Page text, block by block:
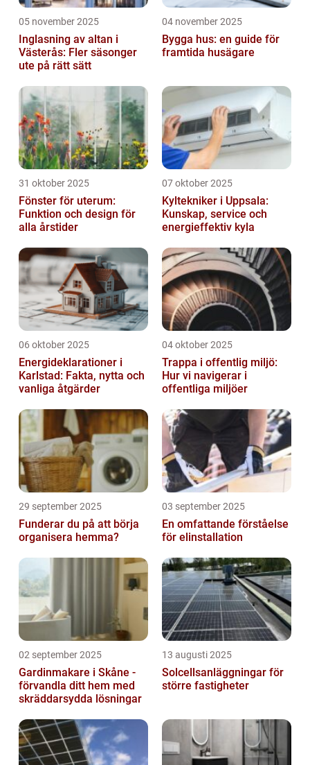
05 november 2025
Inglasning av altan i
Västerås: Fler säsonger
ute på rätt sätt
04 november 2025
Bygga hus: en guide för
framtida husägare
31 oktober 2025
Fönster för uterum:
Funktion och design för
alla årstider
07 oktober 2025
Kyltekniker i Uppsala:
Kunskap, service och
energieffektiv kyla
06 oktober 2025
Energideklarationer i
Karlstad: Fakta, nytta och
vanliga åtgärder
04 oktober 2025
Trappa i offentlig miljö:
Hur vi navigerar i
offentliga miljöer
29 september 2025
Funderar du på att börja
organisera hemma?
03 september 2025
En omfattande förståelse
för elinstallation
02 september 2025
Gardinmakare i Skåne -
förvandla ditt hem med
skräddarsydda lösningar
13 augusti 2025
Solcellsanläggningar för
större fastigheter